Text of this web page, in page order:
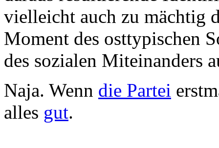
vielleicht auch zu mächtig
Moment des osttypischen
des sozialen Miteinanders
Naja. Wenn die Partei
alles gut.